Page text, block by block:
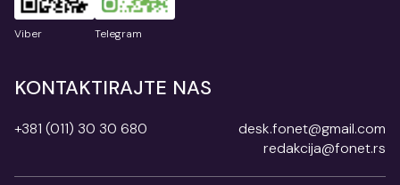
Viber Telegram
KONTAKTIRAJTE NAS
+381 (011) 30 30 680
desk.fonet@gmail.com
redakcija@fonet.rs